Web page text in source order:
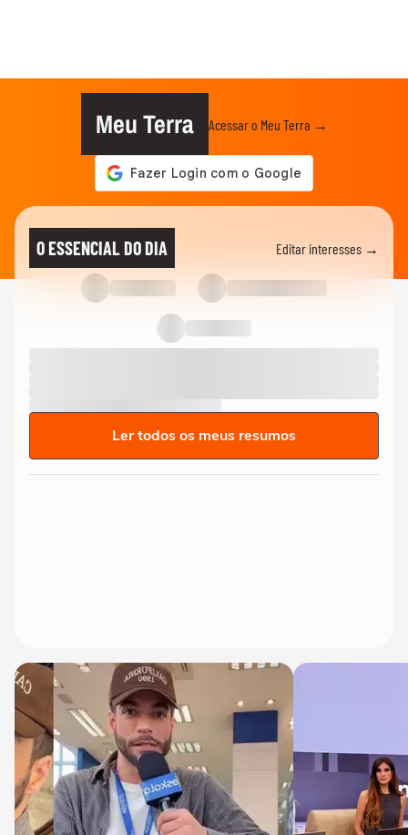
Meu Terra Acessar o Meu Terra →
O ESSENCIAL DO DIA Editar interesses →
Ler todos os meus resumos